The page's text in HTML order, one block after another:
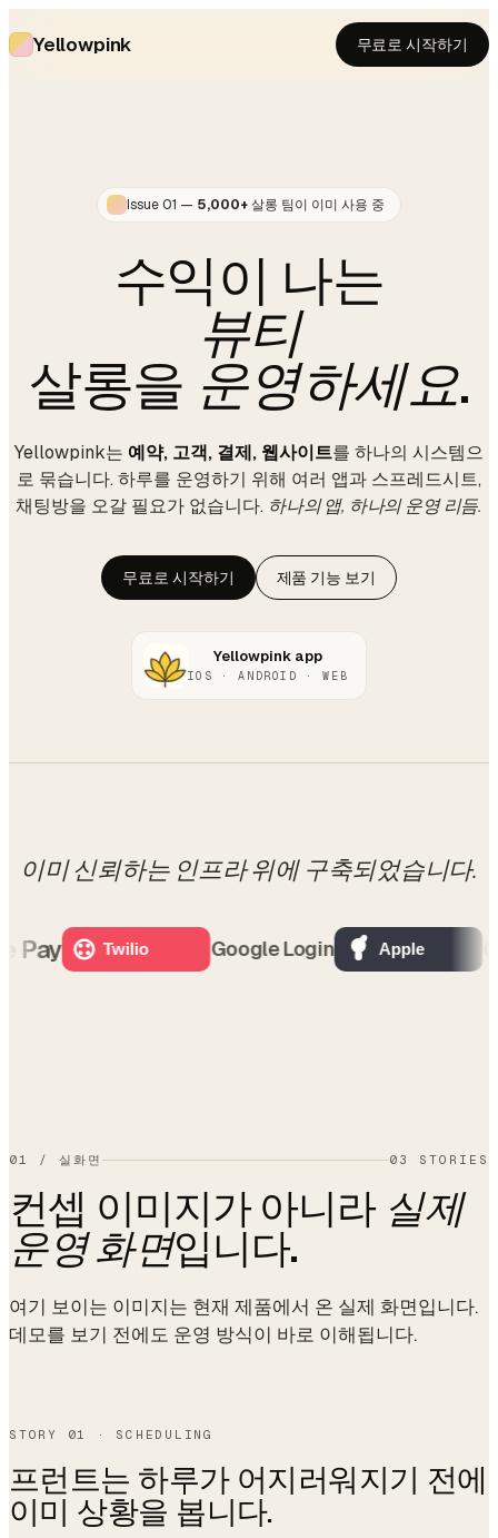
Yellowpink 무료로 시작하기
Issue 01 — 5,000+살롱 팀이 이미 사용 중
수익이 나는
뷰티
살롱을 운영하세요.
Yellowpink는 예약, 고객, 결제, 웹사이트를 하나의 시스템으
로 묶습니다. 하루를 운영하기 위해 여러 앱과 스프레드시트,
채팅방을 오갈 필요가 없습니다. 하나의 앱, 하나의 운영 리듬.
무료로 시작하기 제품 기능 보기
Yellowpink app
IOS · ANDROID · WEB
이미 신뢰하는인프라 위에 구축되었습니다.
Google Login
01 / 실화면 03 STORIES
컨셉 이미지가 아니라 실제
운영 화면입니다.
여기 보이는 이미지는 현재 제품에서 온 실제 화면입니다.
데모를 보기 전에도 운영 방식이 바로 이해됩니다.
STORY 01 · SCHEDULING
프런트는 하루가 어지러워지기 전에
이미 상황을 봅니다.